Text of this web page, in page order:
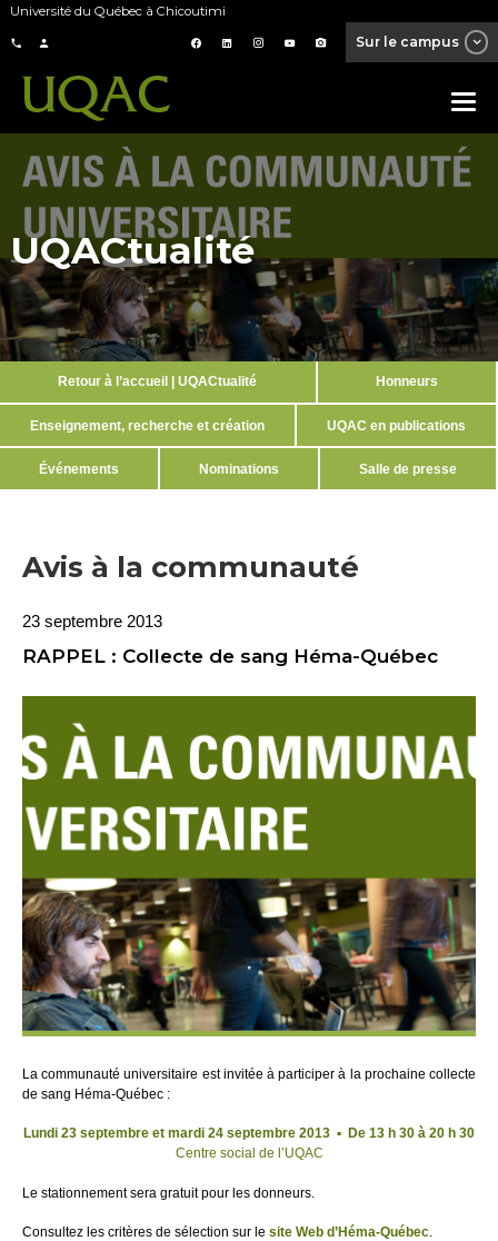
Université du Québec à Chicoutimi
Sur le campus
UQACtualité
Retour à l’accueil | UQACtualité Honneurs
Enseignement, recherche et création UQAC en publications
Événements Nominations Salle de presse
Avis à la communauté
23 septembre 2013
RAPPEL : Collecte de sang Héma-Québec
La communauté universitaire est invitée à participer à la prochaine collecte
de sang Héma-Québec :
Lundi 23 septembre et mardi 24 septembre 2013 ▪ De 13 h 30 à 20 h 30
Centre social de l’UQAC
Le stationnement sera gratuit pour les donneurs.
Consultez les critères de sélection sur le site Web d’Héma-Québec